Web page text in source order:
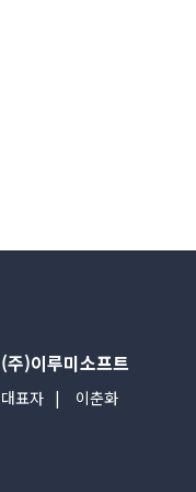
(주)이루미소프트
대표자 이춘화